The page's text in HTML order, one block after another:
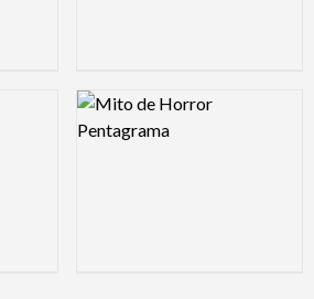
Logo Preview Image